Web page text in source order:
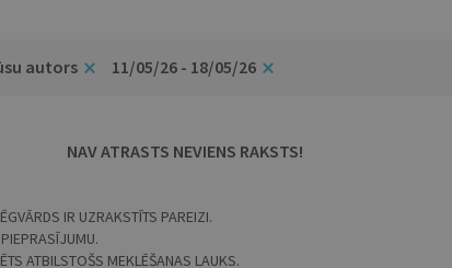
autors 11/05/26 - 18/05/26
NAV ATRASTS NEVIENS RAKSTS!
IR UZRAKSTĪTS PAREIZI.
ATBILSTOŠS MEKLĒŠANAS LAUKS.